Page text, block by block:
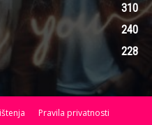
310
240
228
Pravila privatnosti